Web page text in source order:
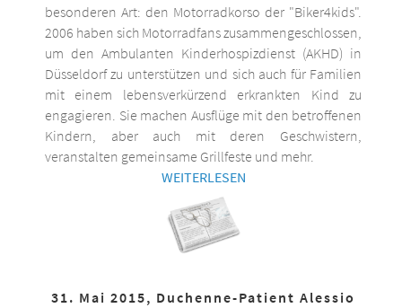
besonderen Art: den Motorradkorso der "Biker4kids".
2006 haben sich Motorradfans zusammengeschlossen,
um den Ambulanten Kinderhospizdienst (AKHD) in
Düsseldorf zu unterstützen und sich auch für Familien
mit einem lebensverkürzend erkrankten Kind zu
engagieren. Sie machen Ausflüge mit den betroffenen
Kindern, aber auch mit deren Geschwistern,
veranstalten gemeinsame Grillfeste und mehr.
WEITERLESEN
31. Mai 2015, Duchenne-Patient Alessio